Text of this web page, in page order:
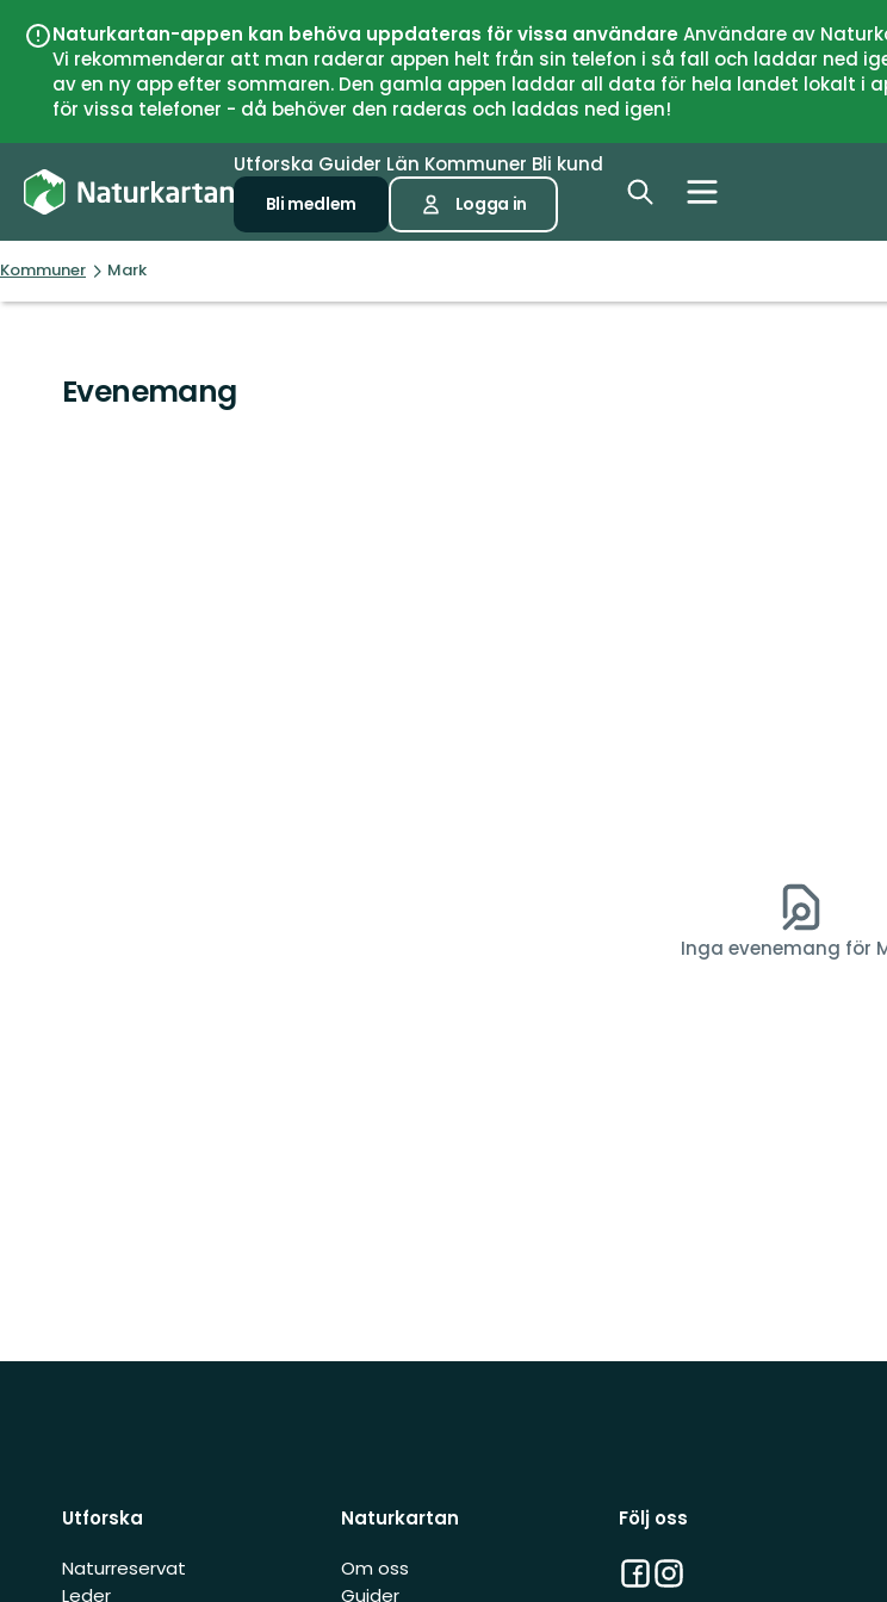
Naturkartan-appen kan behöva uppdateras för vissa användareAnvändare av
Vi rekommenderar att man raderar appen helt från sin telefon i så fall och laddar ned
av en ny app efter sommaren. Den gamla appen laddar all data för hela landet lokalt
för vissa telefoner - då behöver den raderas och laddas ned igen!
Utforska Guider Län Kommuner Bli kund
Bli medlem Logga in
Kommuner Mark
Evenemang
Inga evenemang för
Utforska
Naturreservat
Leder
Naturkartan
Om oss
Guider
Följ oss
Facebook
Instagram